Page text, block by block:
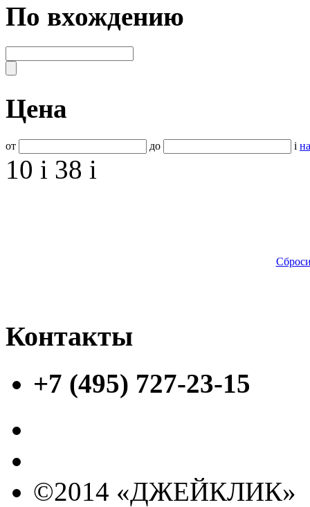
По вхождению
Цена
от до i
10 i 38 i
Контакты
+7 (495) 727-23-15
©2014 «ДЖЕЙКЛИК»